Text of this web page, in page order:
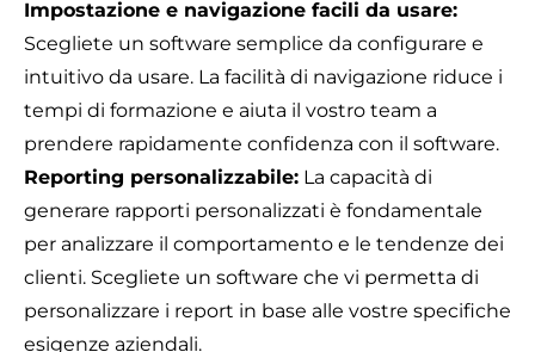
Impostazione e navigazione facili da usare:
Scegliete un software semplice da configurare e
intuitivo da usare. La facilità di navigazione riduce i
tempi di formazione e aiuta il vostro team a
prendere rapidamente confidenza con il software.
Reporting personalizzabile: La capacità di
generare rapporti personalizzati è fondamentale
per analizzare il comportamento e le tendenze dei
clienti. Scegliete un software che vi permetta di
personalizzare i report in base alle vostre specifiche
esigenze aziendali.